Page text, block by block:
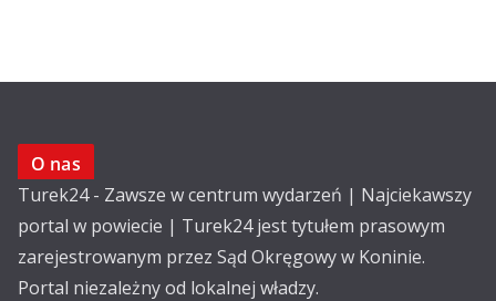
O nas
Turek24 - Zawsze w centrum wydarzeń | Najciekawszy
portal w powiecie | Turek24 jest tytułem prasowym
zarejestrowanym przez Sąd Okręgowy w Koninie.
Portal niezależny od lokalnej władzy.